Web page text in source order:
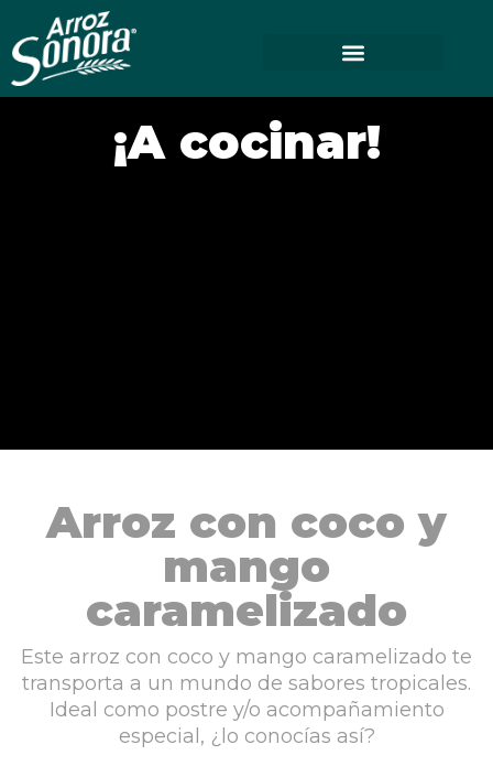
¡A cocinar!
Arroz con coco y
mango
caramelizado
Este arroz con coco y mango caramelizado te
transporta a un mundo de sabores tropicales.
Ideal como postre y/o acompañamiento
especial, ¿lo conocías así?